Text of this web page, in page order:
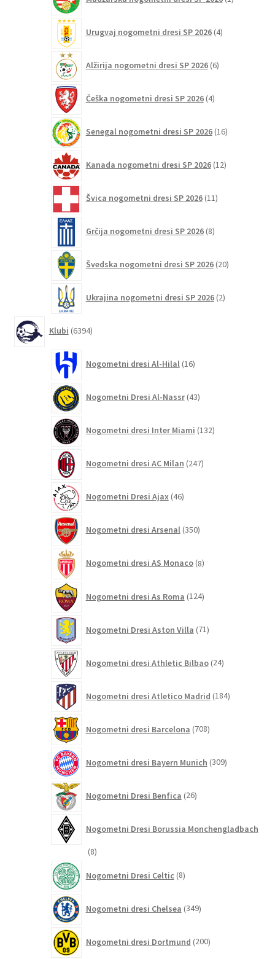
izdelek
Urugvaj nogometni dresi SP 2026 4izdelki
Alžirija nogometni dresi SP 2026 6izdelkov
Češka nogometni dresi SP 2026 4izdelki
Senegal nogometni dresi SP 2026 16izdelkov
Kanada nogometni dresi SP 2026 12izdelkov
Švica nogometni dresi SP 2026 11izdelkov
Grčija nogometni dresi SP 2026 8izdelkov
Švedska nogometni dresi SP 2026 20izdelkov
Ukrajina nogometni dresi SP 2026 2izdelka
Klubi 6394izdelkov
Nogometni dresi Al-Hilal 16izdelkov
Nogometni Dresi Al-Nassr 43izdelkov
Nogometni dresi Inter Miami 132izdelkov
Nogometni dresi AC Milan 247izdelkov
Nogometni Dresi Ajax 46izdelkov
Nogometni dresi Arsenal 350izdelkov
Nogometni dresi AS Monaco 8izdelkov
Nogometni dresi As Roma 124izdelkov
Nogometni Dresi Aston Villa 71izdelkov
Nogometni dresi Athletic Bilbao 24izdelkov
Nogometni dresi Atletico Madrid 184izdelkov
Nogometni dresi Barcelona 708izdelkov
Nogometni dresi Bayern Munich 309izdelkov
Nogometni Dresi Benfica 26izdelkov
Nogometni Dresi Borussia Monchengladbach
88
Nogometni Dresi Celtic 8izdelkov
Nogometni dresi Chelsea 349izdelkov
Nogometni dresi Dortmund 200izdelkov